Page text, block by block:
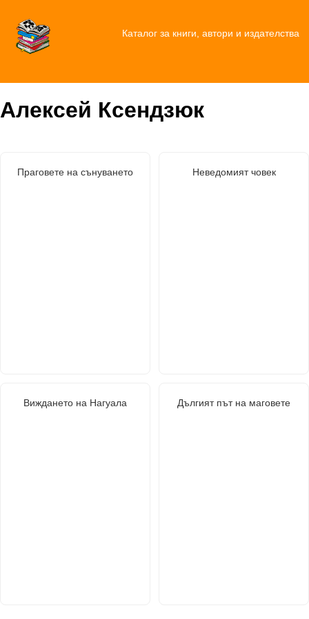
Каталог за книги, автори и издателства
Алексей Ксендзюк
Праговете на сънуването Неведомият човек
Виждането на Нагуала Дългият път на маговете